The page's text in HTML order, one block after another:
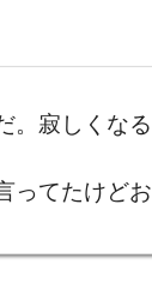
。寂しくなる
ってたけどお